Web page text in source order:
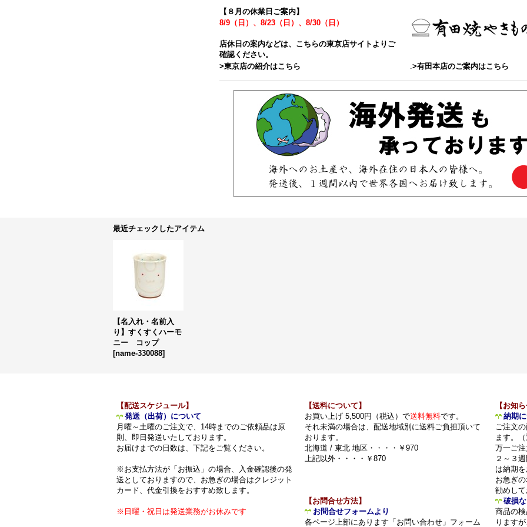
【８月の休業日ご案内】
8/9（日）、8/23（日）、8/30（日）
店休日の案内などは、こちらの東京店サイトよりご
確認ください。
>東京店の紹介はこちら
.>有田本店のご案内はこちら
最近チェックしたアイテム
【名入れ・名前入
り】すくすくハーモ
ニー コップ
[name-330088]
【配送スケジュール】
発送（出荷）について
月曜～土曜のご注文で、14時までのご依頼品は原
則、即日発送いたしております。
お届けまでの日数は、下記をご覧ください。
※お支払方法が「お振込」の場合、入金確認後の発
送としておりますので、お急ぎの場合はクレジット
カード、代金引換をおすすめ致します。
※日曜・祝日は発送業務がお休みです
【送料について】
お買い上げ 5,500円（税込）で送料無料です。
それ未満の場合は、配送地域別に送料ご負担頂いて
おります。
北海道 / 東北 地区・・・・￥970
上記以外・・・・￥870
【お問合せ方法】
お問合せフォームより
各ページ上部にあります「お問い合わせ」フォーム
【お知
納期
ご注文
ます。
万一ご
２～３
は納期
お急ぎ
勧めし
破損
商品の
ります